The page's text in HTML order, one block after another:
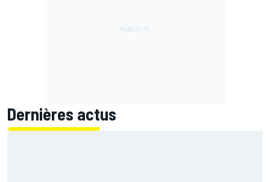
Dernières actus